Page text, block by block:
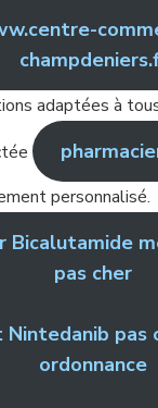
adaptées à
personnalisé.
Bicalutamide
pas cher
Nintedanib pas
ordonnance